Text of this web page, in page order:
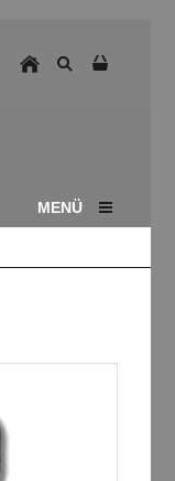
MENÜ